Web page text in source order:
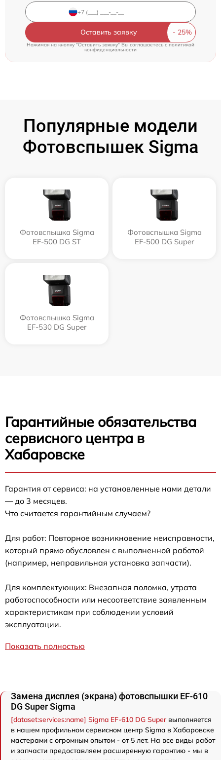
Оставить заявку
Нажимая на кнопку "Оставить заявку" Вы соглашаетесь c политикой
конфиденциальности
Популярные модели
Фотовспышек Sigma
Фотовспышка Sigma
EF-500 DG ST
Фотовспышка Sigma
EF-500 DG Super
Фотовспышка Sigma
EF-530 DG Super
Гарантийные обязательства
сервисного центра в
Хабаровске
Гарантия от сервиса: на установленные нами детали
— до 3 месяцев.
Что считается гарантийным случаем?
Для работ: Повторное возникновение неисправности,
который прямо обусловлен с выполненной работой
(например, неправильная установка запчасти).
Для комплектующих: Внезапная поломка, утрата
работоспособности или несоответствие заявленным
характеристикам при соблюдении условий
эксплуатации.
Показать полностью
Замена дисплея (экрана) фотовспышки EF-610
DG Super Sigma
[dataset:services:name] Sigma EF-610 DG Superвыполняется
в нашем профильном сервисном центр Sigma в Хабаровске
мастерами с огромным опытом - от 5 лет. На все виды работ
и запчасти предоставляем расширенную гарантию - мы в